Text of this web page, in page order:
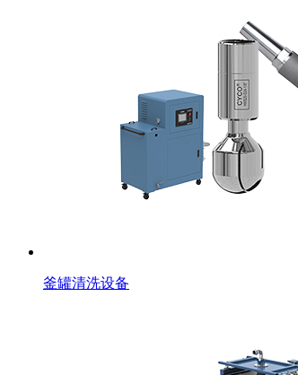
釜罐清洗设备